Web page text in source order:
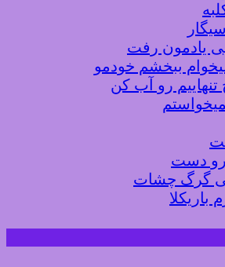
یادمون رفت
ببخشم خودمو
تنهاییم رو آب کن
رو دست
گرگ چشات
باریکلا